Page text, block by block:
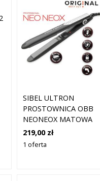
SIBEL ULTRON
PROSTOWNICA OBB
NEONEOX MATOWA
CZARNO-SREBRNA
219,00 zł
1 oferta